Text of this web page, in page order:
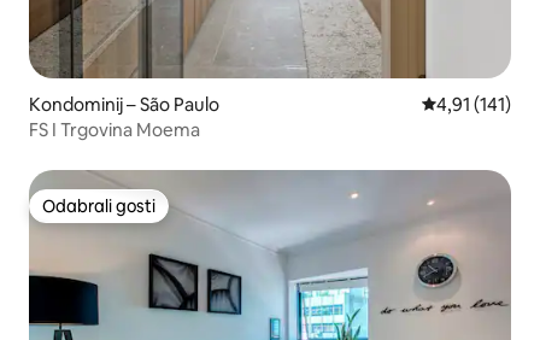
Kondominij – São Paulo Prosječna
4,91 (141)
FS I Trgovina Moema
Odabrali gosti
Odabrali gosti